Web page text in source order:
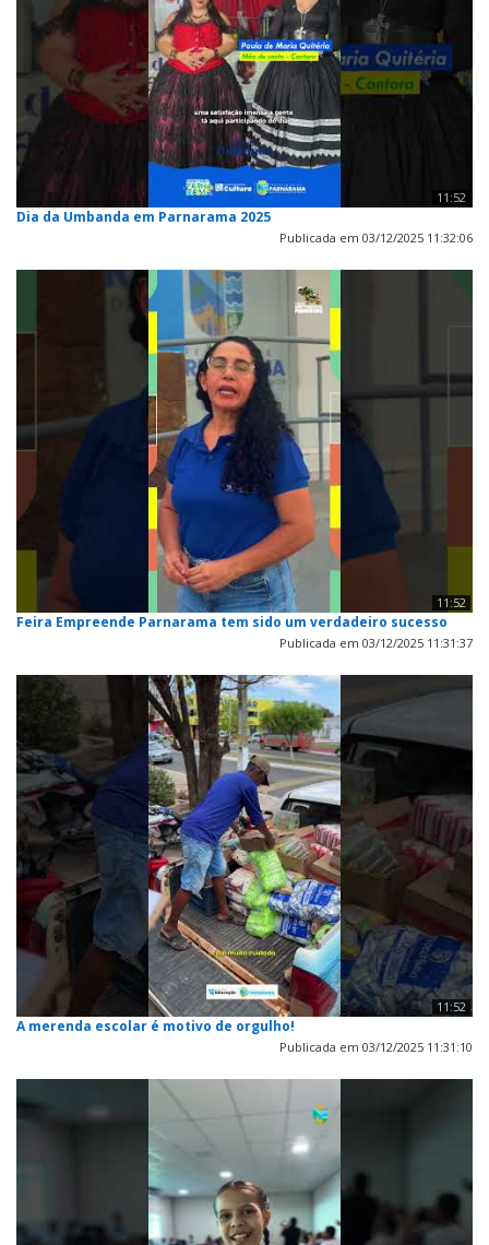
11:52
Dia da Umbanda em Parnarama 2025
Publicada em 03/12/2025 11:32:06
11:52
Feira Empreende Parnarama tem sido um verdadeiro sucesso
Publicada em 03/12/2025 11:31:37
11:52
A merenda escolar é motivo de orgulho!
Publicada em 03/12/2025 11:31:10